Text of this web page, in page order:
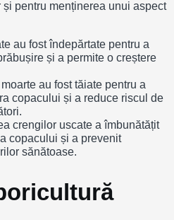
pentru menținerea unui aspect
au fost îndepărtate pentru a
și a permite o creștere
au fost tăiate pentru a
copacului și a reduce riscul de
crengilor uscate a îmbunătățit
copacului și a prevenit
sănătoase.